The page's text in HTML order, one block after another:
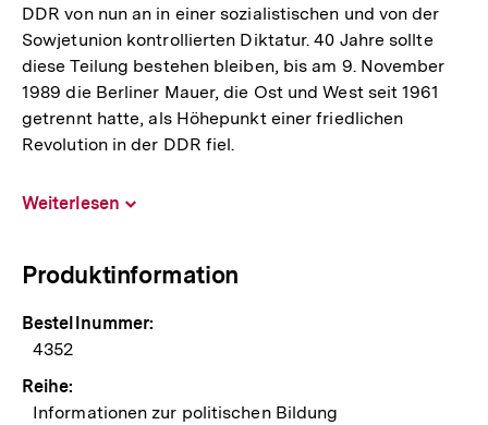
DDR von nun an in einer sozialistischen und von der
Sowjetunion kontrollierten Diktatur. 40 Jahre sollte
diese Teilung bestehen bleiben, bis am 9. November
1989 die Berliner Mauer, die Ost und West seit 1961
getrennt hatte, als Höhepunkt einer friedlichen
Revolution in der DDR fiel.
Weiterlesen
Produktinformation
Bestellnummer:
4352
Reihe:
Informationen zur politischen Bildung